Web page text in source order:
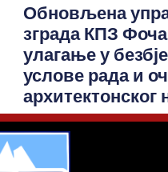
Обновљена
зграда КПЗ
улагање у
услове рада и